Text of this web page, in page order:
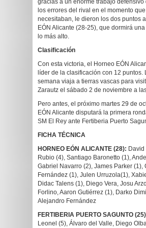
gracias a un enorme trabajo defensivo
los errores del rival en el momento
necesitaban, le dieron los dos puntos
EÓN Alicante (28-25), que dormirá
lo más alto.
Clasificación
Con esta victoria, el Horneo EÓN
líder de la clasificación con 12 puntos.
semana viaja a tierras vascas para
Zarautz el sábado 2 de noviembre a
Pero antes, el próximo martes 29 de
EÓN Alicante disputará la primera
SM El Rey ante Fertiberia Puerto
FICHA TÉCNICA
HORNEO EÓN ALICANTE (28):
Rubio (4), Santiago Baronetto (1),
Gabriel Navarro (2), James Parker (1),
Fernández (1), Julen Urruzola(1),
Didac Talens (1), Diego Vera, Josu
Forlino, Aaron Gutiérrez (1), Darko
Alejandro Fernández
FERTIBERIA PUERTO SAGUNTO
Leonel (5), Álvaro del Valle, Diego